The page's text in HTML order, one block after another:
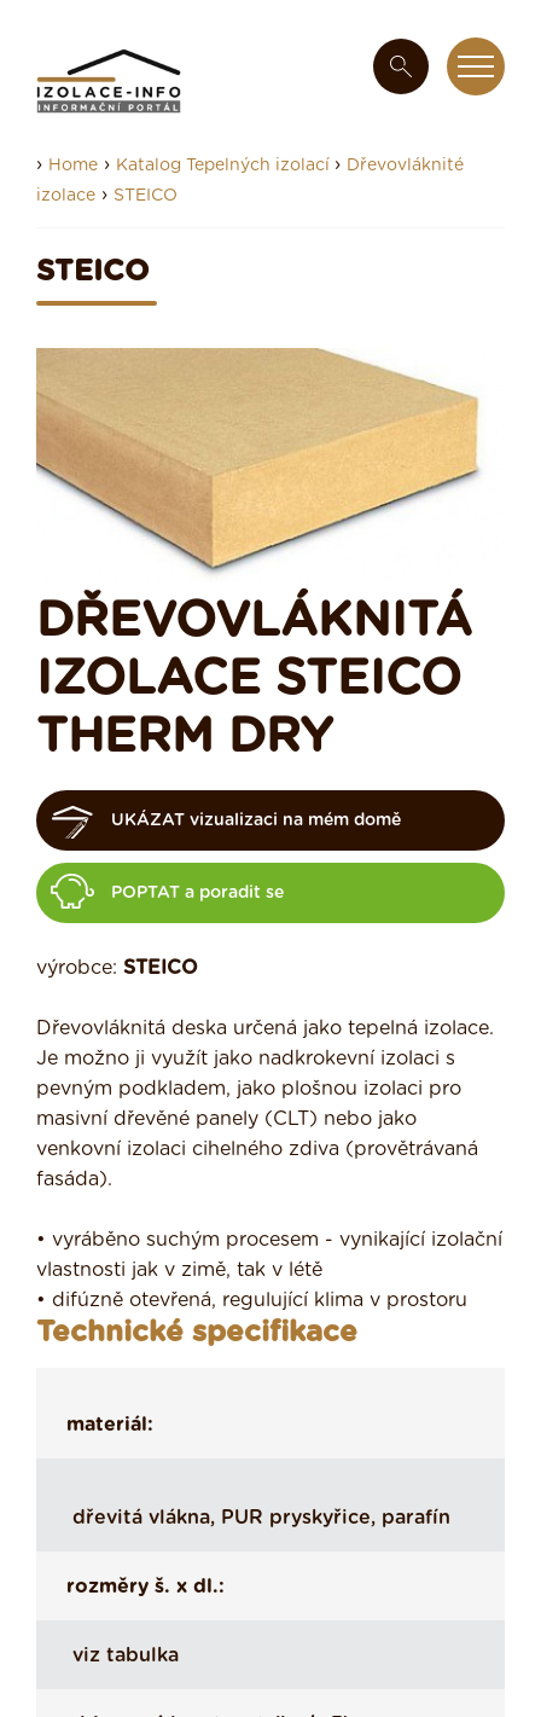
› Home › Katalog Tepelných izolací › Dřevovláknité
izolace › STEICO
STEICO
DŘEVOVLÁKNITÁ
IZOLACE STEICO
THERM DRY
UKÁZAT vizualizaci na mém domě
POPTAT a poradit se
výrobce: STEICO
Dřevovláknitá deska určená jako tepelná izolace.
Je možno ji využít jako nadkrokevní izolaci s
pevným podkladem, jako plošnou izolaci pro
masivní dřevěné panely (CLT) nebo jako
venkovní izolaci cihelného zdiva (provětrávaná
fasáda).
• vyráběno suchým procesem - vynikající izolační
vlastnosti jak v zimě, tak v létě
• difúzně otevřená, regulující klima v prostoru
Technické specifikace
materiál:
dřevitá vlákna, PUR pryskyřice, parafín
rozměry š. x dl.:
viz tabulka